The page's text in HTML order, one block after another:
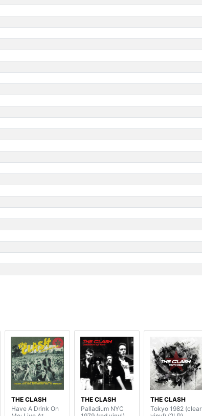
THE CLASH
Have A Drink On
THE CLASH
Palladium NYC
THE CLASH
Tokyo 1982 (clear